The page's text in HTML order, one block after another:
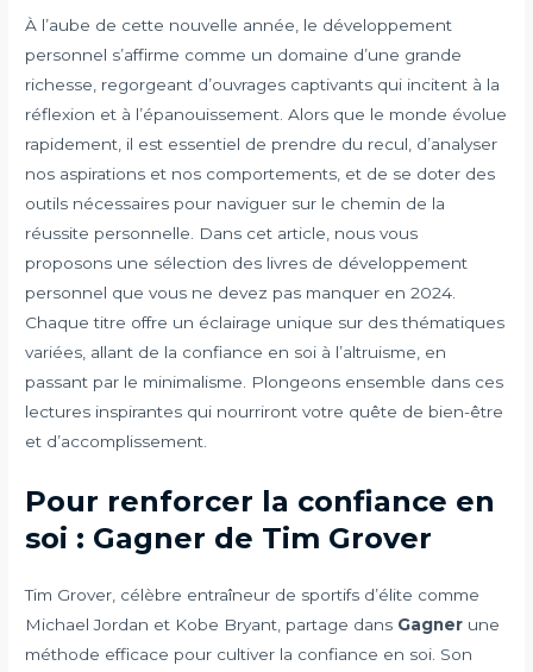
À l’aube de cette nouvelle année, le développement
personnel s’affirme comme un domaine d’une grande
richesse, regorgeant d’ouvrages captivants qui incitent à la
réflexion et à l’épanouissement. Alors que le monde évolue
rapidement, il est essentiel de prendre du recul, d’analyser
nos aspirations et nos comportements, et de se doter des
outils nécessaires pour naviguer sur le chemin de la
réussite personnelle. Dans cet article, nous vous
proposons une sélection des livres de développement
personnel que vous ne devez pas manquer en 2024.
Chaque titre offre un éclairage unique sur des thématiques
variées, allant de la confiance en soi à l’altruisme, en
passant par le minimalisme. Plongeons ensemble dans ces
lectures inspirantes qui nourriront votre quête de bien-être
et d’accomplissement.
Pour renforcer la confiance en
soi : Gagner de Tim Grover
Tim Grover, célèbre entraîneur de sportifs d’élite comme
Michael Jordan et Kobe Bryant, partage dans Gagner une
méthode efficace pour cultiver la confiance en soi. Son